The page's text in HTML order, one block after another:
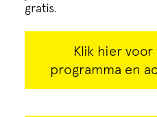
gratis.
Klik hier
programma en